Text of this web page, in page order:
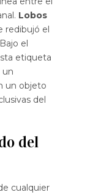
Lobos
redibujó el
el
etiqueta
un
un objeto
del
del
cualquier